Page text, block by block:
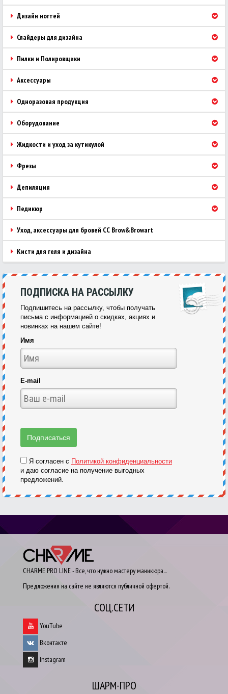
Дизайн ногтей
Слайдеры для дизайна
Пилки и Полировщики
Аксессуары
Одноразовая продукция
Оборудование
Жидкости и уход за кутикулой
Фрезы
Депиляция
Педикюр
Уход, аксессуары для бровей CC Brow&Browart
Кисти для геля и дизайна
ПОДПИСКА НА РАССЫЛКУ
Подпишитесь на рассылку, чтобы получать
письма с информацией о скидках, акциях и
новинках на нашем сайте!
Имя
E-mail
Я согласен с Политикой конфиденциальности
и даю согласие на получение выгодных
предложений.
CHARME PRO LINE - Все, что нужно мастеру маникюра...
Предложения на сайте не являются публичной офертой.
СОЦ.СЕТИ
YouTube
Вконтакте
Instagram
ШАРМ-ПРО